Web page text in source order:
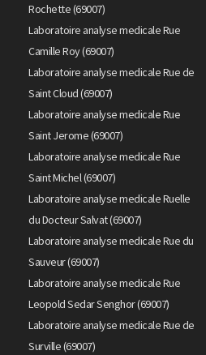
Rochette (69007)
Laboratoire analyse medicale Rue
Camille Roy (69007)
Laboratoire analyse medicale Rue de
Saint Cloud (69007)
Laboratoire analyse medicale Rue
Saint Jerome (69007)
Laboratoire analyse medicale Rue
Saint Michel (69007)
Laboratoire analyse medicale Ruelle
du Docteur Salvat (69007)
Laboratoire analyse medicale Rue du
Sauveur (69007)
Laboratoire analyse medicale Rue
Leopold Sedar Senghor (69007)
Laboratoire analyse medicale Rue de
Surville (69007)